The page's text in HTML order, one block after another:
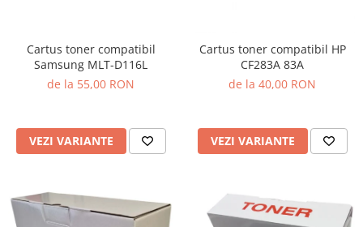
Cartus toner compatibil
Samsung MLT-D116L
de la 55,00 RON
VEZI VARIANTE
Cartus toner compatibil HP
CF283A 83A
de la 40,00 RON
VEZI VARIANTE